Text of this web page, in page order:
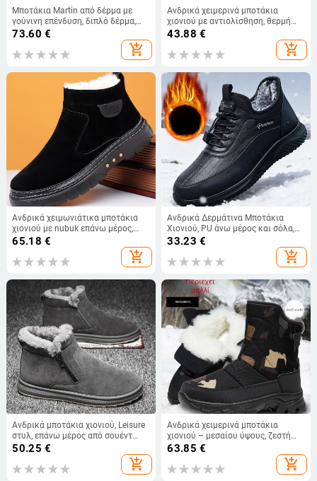
Μποτάκια Martin από δέρμα με
γούνινη επένδυση, διπλό δέρμα,
καουτσούκ σόλα, αντιολισθητικά,
ζεστά και ανθεκτικά, για ενήλικες
73.60 €
add_shopping_cart
Ανδρικά χειμερινά μποτάκια
χιονιού με αντιολίσθηση, θερμή
επένδυση, βαμβακερό επάνω
καουτσούκ, slip-on
43.88 €
add_shopping_cart
Ανδρικά χειμωνιάτικα μποτάκια
χιονιού με nubuk επάνω μέρος,
αντιολισθητική σόλα από
καουτσούκ, πλαϊνό φερμουάρ,
γούνινη επένδυση, ύψος τακουνιού
65.18 €
add_shopping_cart
Ανδρικά Δερμάτινα Μποτάκια
Χιονιού, PU άνω μέρος και σόλα,
επένδυση από τεχνητό κοντό
γούνινο, σόλα με έγχυση, ελαφριά
και διαπνέουσα, αντιολισθητικές,
33.23 €
add_shopping_cart
Ανδρικά μποτάκια χιονιού, Leisure
στυλ, επάνω μέρος από σουέντ
βοδιού, επένδυση από συνθετικό
κοντό βελούδο, κατάλληλα για
σκληρό έδαφος
50.25 €
add_shopping_cart
Ανδρικά χειμερινά μποτάκια
χιονιού – μεσαίου ύψους, ζεστή
επένδυση, καμβάς στο πάνω μέρος,
καουτσούκ σόλα, πλευρικός
φερμουάρ
63.85 €
add_shopping_cart